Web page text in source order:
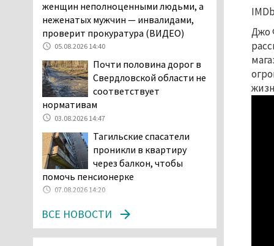
Джо
дорогу домой
Прокуратура
Дзержинского района
Нижнего Тагила
возбудила административное дело в
отношении «Водоканала-НТ» из-за
отсутствия холодной воды
при сходе трамвая с
рельсов в Нижнем Тагиле
разрешило производство
и продажу бензина класса
женщин неполноценными людьми, а
неженатых мужчин — инвалидами,
проверит прокуратура (ВИДЕО)
05.08.2026 14:40
Почти половина дорог в
Свердловской области не
соответствует
нормативам
03.08.2026 14:47
Тагильские спасатели
проникли в квартиру
через балкон, чтобы
помочь пенсионерке
07.08.2026 14:20
ВСЕ НОВОСТИ